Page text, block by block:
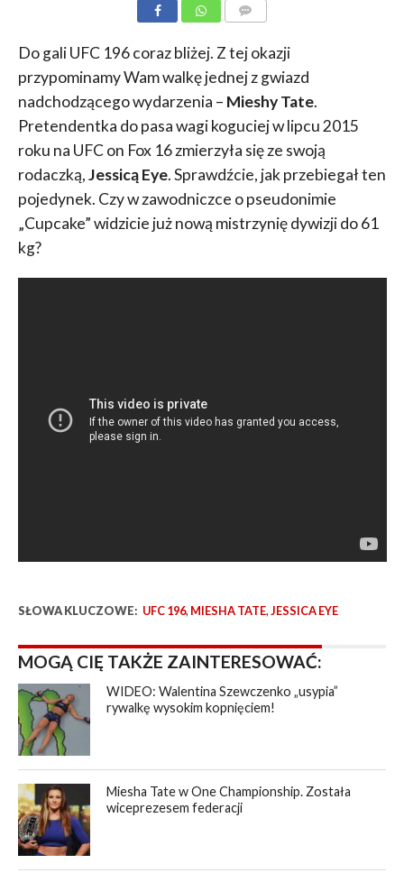
Do gali UFC 196 coraz bliżej. Z tej okazji
przypominamy Wam walkę jednej z gwiazd
nadchodzącego wydarzenia – Mieshy Tate.
Pretendentka do pasa wagi koguciej w lipcu 2015
roku na UFC on Fox 16 zmierzyła się ze swoją
rodaczką,Jessicą Eye. Sprawdźcie, jak przebiegał ten
pojedynek. Czy w zawodniczce o pseudonimie
„Cupcake” widzicie już nową mistrzynię dywizji do 61
kg?
SŁOWA KLUCZOWE: UFC 196, MIESHA TATE,JESSICA EYE
MOGĄ CIĘ TAKŻE ZAINTERESOWAĆ:
WIDEO: Walentina Szewczenko „usypia”
rywalkę wysokim kopnięciem!
Miesha Tate w One Championship. Została
wiceprezesem federacji